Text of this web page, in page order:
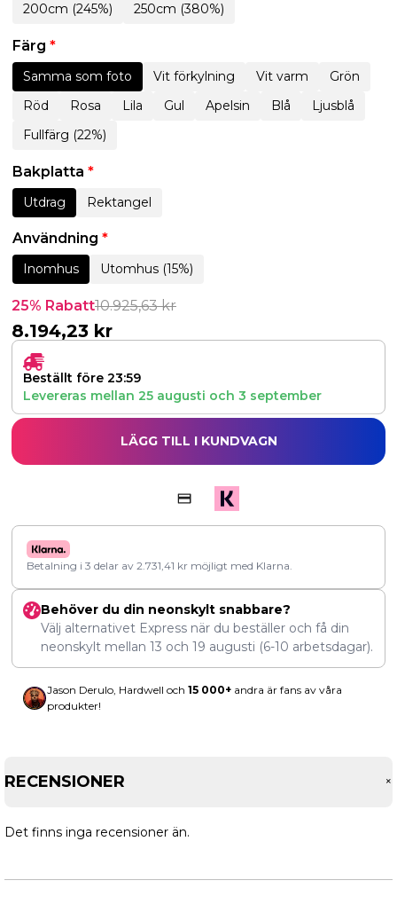
200cm (245%)
250cm (380%)
Färg *
Samma som foto Vit förkylning Vit varm
Grön
Röd
Rosa Lila Gul Apelsin Blå
Ljusblå
Fullfärg (22%)
Bakplatta *
Utdrag Rektangel
Användning *
Inomhus Utomhus (15%)
25% Rabatt10.925,63kr
8.194,23 kr
Beställt före 23:59
Levereras mellan 25 augusti och 3 september
LÄGG TILL I KUNDVAGN
Betalning i 3 delar av 2.731,41 kr möjligt med Klarna.
Behöver du din neonskylt snabbare?
Välj alternativet Express när du beställer och få din
neonskylt mellan 13 och 19 augusti (6-10 arbetsdagar).
Jason Derulo, Hardwell och 15 000+ andra är fans av våra
produkter!
RECENSIONER +
Det finns inga recensioner än.